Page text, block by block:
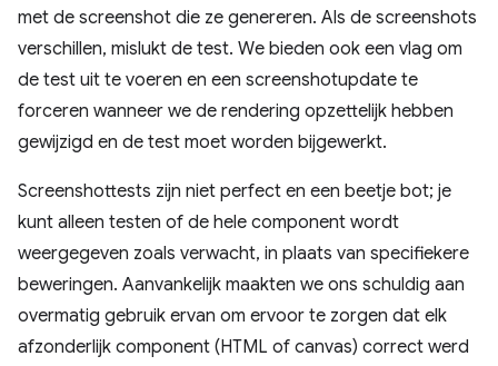
met de screenshot die ze genereren. Als de screenshots
verschillen, mislukt de test. We bieden ook een vlag om
de test uit te voeren en een screenshotupdate te
forceren wanneer we de rendering opzettelijk hebben
gewijzigd en de test moet worden bijgewerkt.
Screenshottests zijn niet perfect en een beetje bot; je
kunt alleen testen of de hele component wordt
weergegeven zoals verwacht, in plaats van specifiekere
beweringen. Aanvankelijk maakten we ons schuldig aan
overmatig gebruik ervan om ervoor te zorgen dat elk
afzonderlijk component (HTML of canvas) correct werd